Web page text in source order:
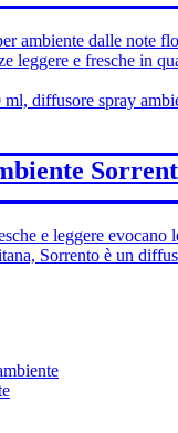
ambiente dalle note
leggere e fresche in
e leggere evocano
Sorrento è un